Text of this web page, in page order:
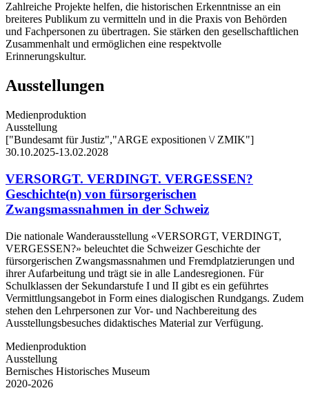
Zahlreiche Projekte helfen, die historischen Erkenntnisse an ein
breiteres Publikum zu vermitteln und in die Praxis von Behörden
und Fachpersonen zu übertragen. Sie stärken den gesellschaftlichen
Zusammenhalt und ermöglichen eine respektvolle
Erinnerungskultur.
Ausstellungen
Medienproduktion
Ausstellung
["Bundesamt für Justiz","ARGE expositionen \/ ZMIK"]
30.10.2025-13.02.2028
VERSORGT. VERDINGT. VERGESSEN?
Geschichte(n) von fürsorgerischen
Zwangsmassnahmen in der Schweiz
Die nationale Wanderausstellung «VERSORGT, VERDINGT,
VERGESSEN?» beleuchtet die Schweizer Geschichte der
fürsorgerischen Zwangsmassnahmen und Fremdplatzierungen und
ihrer Aufarbeitung und trägt sie in alle Landesregionen. Für
Schulklassen der Sekundarstufe I und II gibt es ein geführtes
Vermittlungsangebot in Form eines dialogischen Rundgangs. Zudem
stehen den Lehrpersonen zur Vor- und Nachbereitung des
Ausstellungsbesuches didaktisches Material zur Verfügung.
Medienproduktion
Ausstellung
Bernisches Historisches Museum
2020-2026